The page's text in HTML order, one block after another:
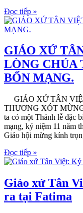
Đọc tiếp »
GIÁO XỨ
LÒNG CHÚA
BỔN MẠNG.
GIÁO XỨ TÂN
THƯƠNG XÓT
ta có một Thánh lễ đặc
mạng, kỷ niệm 11 năm
Giáo hội mừng kính
Đọc tiếp »
Giáo xứ Tân
ra tại Fatima